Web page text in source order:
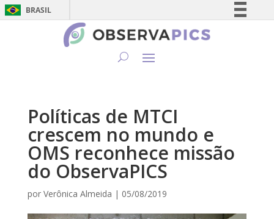
BRASIL
Simplifique!
Políticas de MTCI
crescem no mundo e
OMS reconhece missão
do ObservaPICS
por Verônica Almeida | 05/08/2019